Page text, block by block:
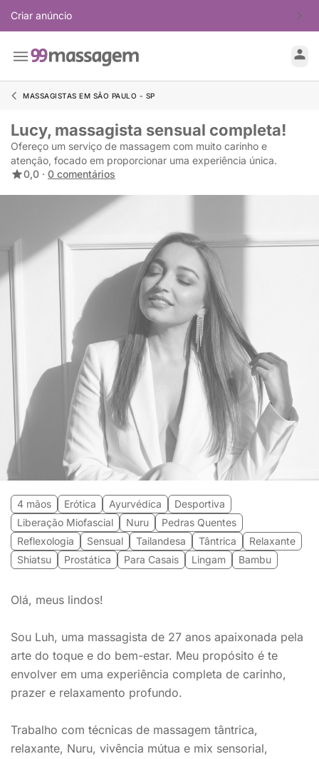
Criar anúncio
MASSAGISTAS EM SÃO PAULO - SP
Lucy, massagista sensual completa!
Ofereço um serviço de massagem com muito carinho e
atenção, focado em proporcionar uma experiência única.
0,0 · 0 comentários
4 mãos Erótica Ayurvédica
Desportiva
Liberação Miofascial
Nuru
Pedras Quentes
Reflexologia
Sensual Tailandesa Tântrica
Relaxante
Shiatsu
Prostática Para Casais Lingam Bambu
Olá, meus lindos!
Sou Luh, uma massagista de 27 anos apaixonada pela
arte do toque e do bem-estar. Meu propósito é te
envolver em uma experiência completa de carinho,
prazer e relaxamento profundo.
Trabalho com técnicas de massagem tântrica,
relaxante, Nuru, vivência mútua e mix sensorial,